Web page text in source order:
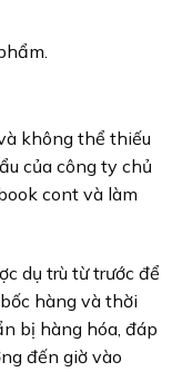
không thể thiếu
của công ty chủ
cont và làm
dụ trù từ trước để
hàng và thời
bị hàng hóa, đáp
đến giờ vào